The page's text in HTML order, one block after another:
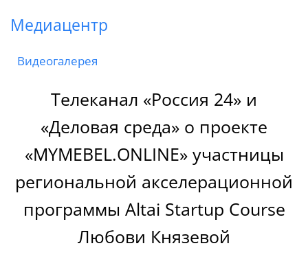
Медиацентр
Видеогалерея
Телеканал «Россия 24» и
«Деловая среда» о проекте
«MYMEBEL.ONLINE» участницы
региональной акселерационной
программы Altai Startup Course
Любови Князевой